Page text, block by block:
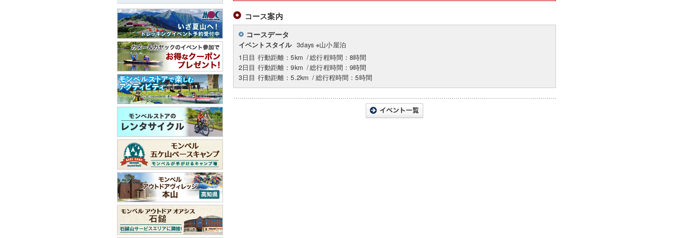
コース案内
コースデータ
イベントスタイル 3days ※山小屋泊
1日目 行動距離：5km /総行程時間：8時間
2日目 行動距離：9km /総行程時間：9時間
3日目 行動距離：5.2km /総行程時間：5時間